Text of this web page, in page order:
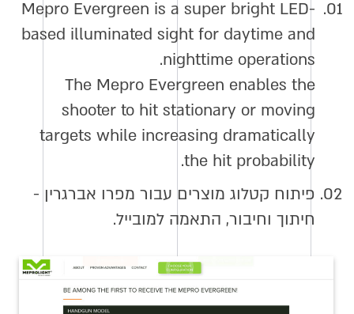
01.
Mepro Evergreen is a super bright LED-
based illuminated sight for daytime and
nighttime operations.
The Mepro Evergreen enables the
shooter to hit stationary or moving
targets while increasing dramatically
the hit probability.
02. פיתוח קטלוג מוצרים עבור מפרו אברגרין -
חיתוך וחיבור, התאמה למובייל.